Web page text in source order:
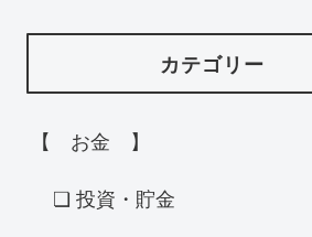
カテゴリー
【 お金 】
❏ 投資・貯金